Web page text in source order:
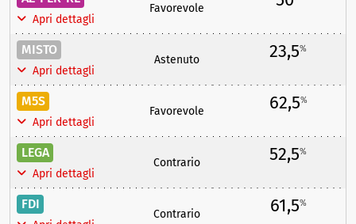
Apri dettagli
Favorevole
MISTO
Apri dettagli
Astenuto 23,5%
M5S
Apri dettagli
Favorevole 62,5%
LEGA
Apri dettagli
Contrario 52,5%
FDI
Contrario 61,5%